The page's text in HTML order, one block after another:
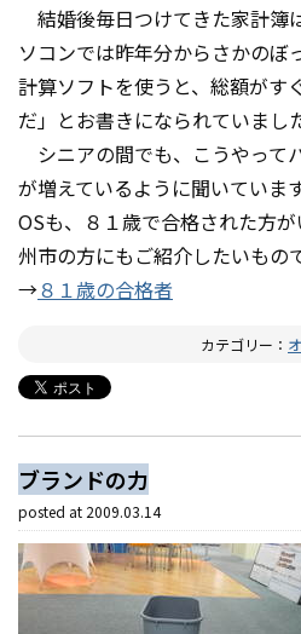
結婚後毎日つけてきた家計簿
ソコンでは昨年分からさかのぼ
計算ソフトを使うと、総額がす
だ」とお書きになられていまし
シニアの間でも、こうやって
が増えているように聞いていま
OSも、８１歳で合格された方
州市の方にもご紹介したいもので
→８１歳の合格者
カテゴリー：
ブランドの力
posted at 2009.03.14